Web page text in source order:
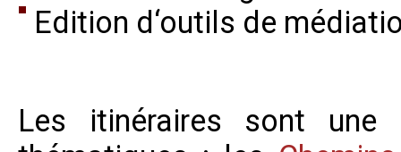
Edition d‘outils de
Les itinéraires sont